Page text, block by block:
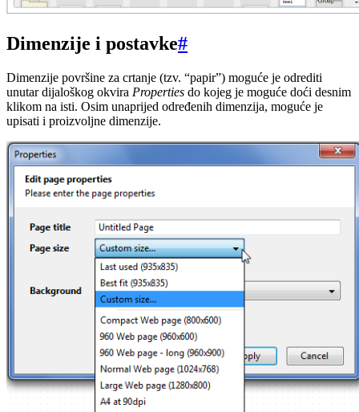
Dimenzije i postavke#
Dimenzije površine za crtanje (tzv. “papir”) moguće je odrediti
unutar dijaloškog okvira Properties do kojeg je moguće doći desnim
klikom na isti. Osim unaprijed određenih dimenzija, moguće je
upisati i proizvoljne dimenzije.